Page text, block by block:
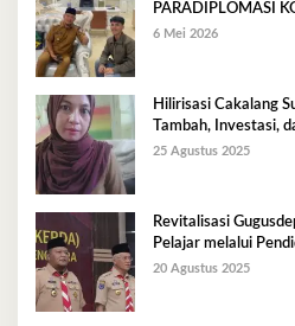
PARADIPLOMASI
6 Mei 2026
Hilirisasi Cakalang
Tambah, Investasi,
Berkelanjutan
25 Agustus 2025
Revitalisasi
Pelajar melalui
20 Agustus 2025